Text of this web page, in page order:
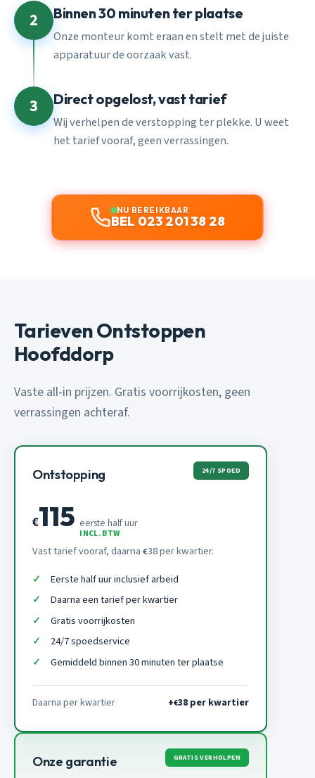
2 Binnen 30 minuten ter plaatse
Onze monteur komt eraan en stelt met de juiste
apparatuur de oorzaak vast.
3 Direct opgelost, vast tarief
Wij verhelpen de verstopping ter plekke. U weet
het tarief vooraf, geen verrassingen.
NU BEREIKBAAR
BEL 023 201 38 28
Tarieven Ontstoppen
Hoofddorp
Vaste all-in prijzen. Gratis voorrijkosten, geen
verrassingen achteraf.
Ontstopping 24/7 SPOED
€115 eerste half uur
INCL. BTW
Vast tarief vooraf, daarna €38 per kwartier.
Eerste half uur inclusief arbeid
Daarna een tarief per kwartier
Gratis voorrijkosten
24/7 spoedservice
Gemiddeld binnen 30 minuten ter plaatse
Daarna per kwartier +€38 per kwartier
Onze garantie GRATIS VERHOLPEN